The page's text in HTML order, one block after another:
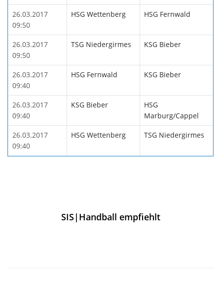
26.03.2017
09:50
HSG Wettenberg HSG Fernwald
26.03.2017
09:50
TSG Niedergirmes KSG Bieber
26.03.2017
09:40
HSG Fernwald KSG Bieber
26.03.2017
09:40
KSG Bieber
HSG
Marburg/Cappel
26.03.2017
09:40
HSG Wettenberg TSG Niedergirmes
SIS|Handball empfiehlt